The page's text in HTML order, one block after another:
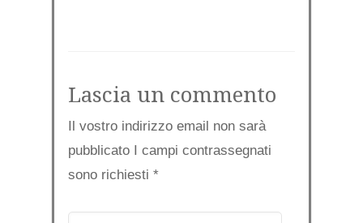
Lascia un commento
Il vostro indirizzo email non sarà
pubblicato I campi contrassegnati
sono richiesti *